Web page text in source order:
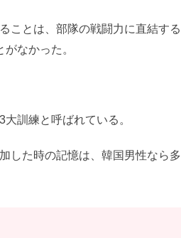
ことは、部隊の戦闘力に直結する
なかった。
訓練と呼ばれている。
した時の記憶は、韓国男性なら多